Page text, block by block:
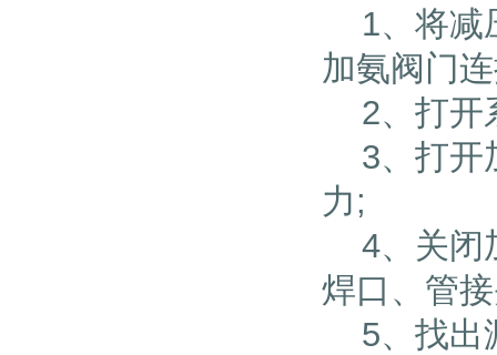
1、将减
加氨阀门
2、打开
3、打开
力;
4、关闭
焊口、管
5、找出